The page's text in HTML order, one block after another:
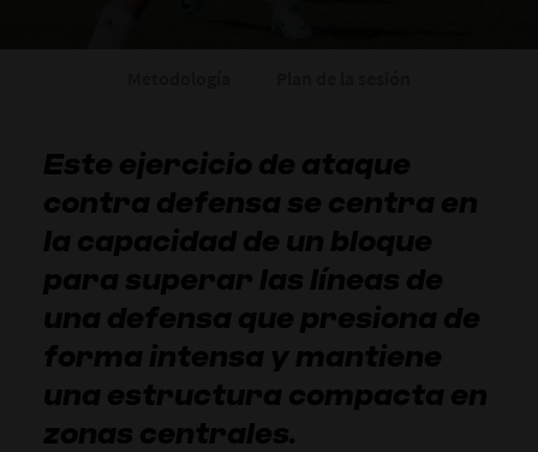
Este ejercicio de ataque
contra defensa se centra en
la capacidad de un bloque
para superar las líneas de
una defensa que presiona de
forma intensa y mantiene
una estructura compacta en
zonas centrales.